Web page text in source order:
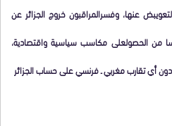
عنها، وفسرالمراقبون خروج الجزائر عن
من الحصولعلى مكاسب سياسية واقتصادية،
أي تقارب مغربي ـ فرنسي على حساب الجزائر